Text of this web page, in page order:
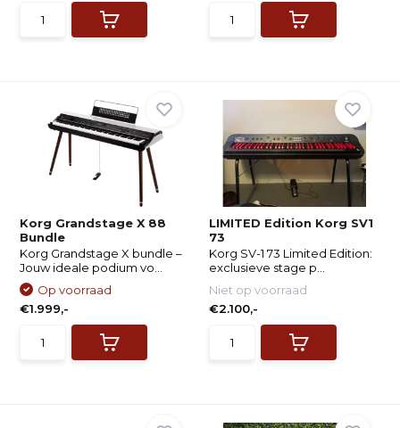
Korg Grandstage X 88
Bundle
Korg Grandstage X bundle –
Jouw ideale podium vo...
Op voorraad
€1.999,-
LIMITED Edition Korg SV1
73
Korg SV-1 73 Limited Edition:
exclusieve stage p...
Niet op voorraad
€2.100,-